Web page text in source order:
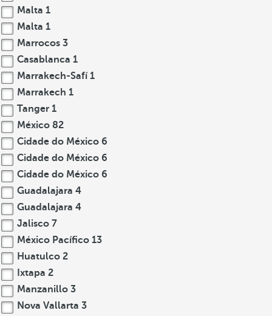
Malta 1
Malta 1
Marrocos 3
Casablanca 1
Marrakech-Safí1
Marrakech 1
Tanger 1
México 82
Cidade do México 6
Cidade do México 6
Cidade do México 6
Guadalajara 4
Guadalajara 4
Jalisco 7
México Pacífico 13
Huatulco 2
Ixtapa 2
Manzanillo 3
Nova Vallarta 3